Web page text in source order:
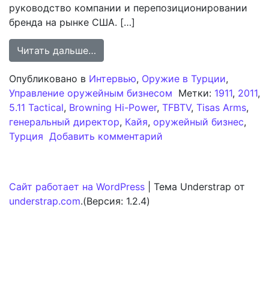
руководство компании и перепозиционировании
бренда на рынке США. […]
Читать дальше…
Опубликовано в Интервью, Оружие в Турции,
Управление оружейным бизнесом Метки: 1911, 2011,
5.11 Tactical, Browning Hi-Power, TFBTV, Tisas Arms,
генеральный директор, Кайя, оружейный бизнес,
Турция Добавить комментарий
Сайт работает на WordPress
Тема Understrap от
understrap.com.(Версия: 1.2.4)